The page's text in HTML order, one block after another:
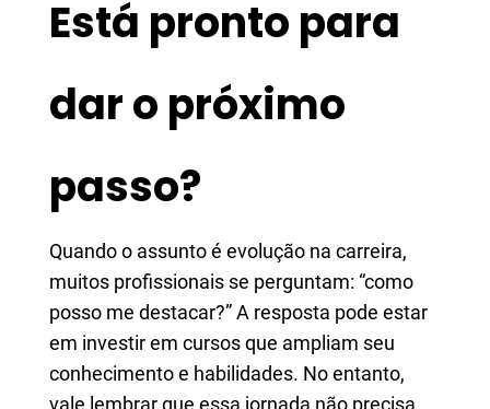
Está pronto para
dar o próximo
passo?
Quando o assunto é evolução na carreira,
muitos profissionais se perguntam: “como
posso me destacar?” A resposta pode estar
em investir em cursos que ampliam seu
conhecimento e habilidades. No entanto,
vale lembrar que essa jornada não precisa